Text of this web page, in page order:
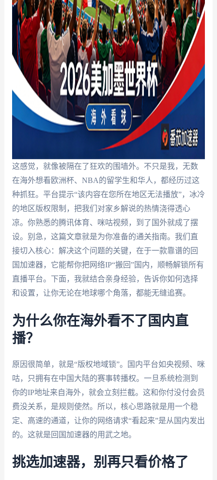
这感觉，就像被隔在了狂欢的围墙外。不只是我，无数
在海外想看欧洲杯、NBA的留学生和华人，都经历过这
种抓狂。平台提示“该内容在您所在地区无法播放”，冰冷
的地区版权限制，把我们对家乡解说的热情浇得透心
凉。你熟悉的腾讯体育、咪咕视频，到了国外就成了摆
设。别急，这篇文章就是为你准备的通关指南。我们直
接切入核心：解决这个问题的关键，在于一款靠谱的回
国加速器，它能帮你把网络IP“搬回”国内，顺畅解锁所有
直播平台。下面，我就结合亲身经验，告诉你如何选择
和设置，让你无论在地球哪个角落，都能无缝追赛。
为什么你在海外看不了国内直
播？
原因很简单，就是“版权地域锁”。国内平台如央视频、咪
咕，只拥有在中国大陆的赛事转播权。一旦系统检测到
你的IP地址来自海外，就会立刻拦截。这和你付没付会员
费没关系，是规则使然。所以，核心思路就是用一个稳
定、高速的通道，让你的网络请求“看起来”是从国内发出
的。这就是回国加速器的用武之地。
挑选加速器，别再只看价格了